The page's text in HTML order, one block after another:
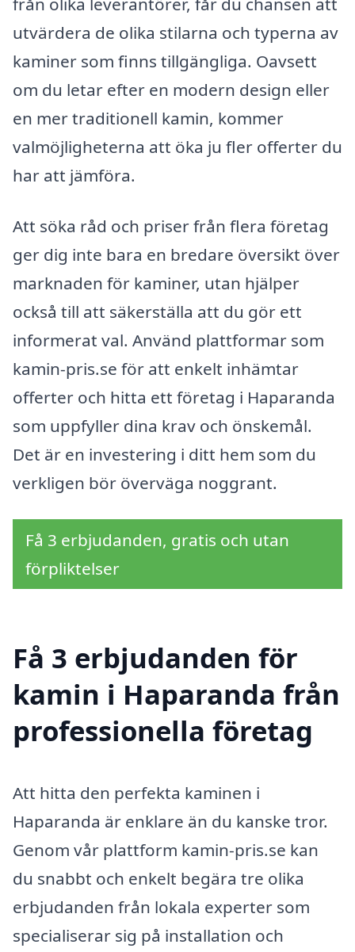
utvärdera de olika stilarna och typerna av
kaminer som finns tillgängliga. Oavsett
om du letar efter en modern design eller
en mer traditionell kamin, kommer
valmöjligheterna att öka ju fler offerter du
har att jämföra.
Att söka råd och priser från flera företag
ger dig inte bara en bredare översikt över
marknaden för kaminer, utan hjälper
också till att säkerställa att du gör ett
informerat val. Använd plattformar som
kamin-pris.se för att enkelt inhämtar
offerter och hitta ett företag i Haparanda
som uppfyller dina krav och önskemål.
Det är en investering i ditt hem som du
verkligen bör överväga noggrant.
Få 3 erbjudanden, gratis och utan
förpliktelser
Få 3 erbjudanden för
kamin i Haparanda från
professionella företag
Att hitta den perfekta kaminen i
Haparanda är enklare än du kanske tror.
Genom vår plattform kamin-pris.se kan
du snabbt och enkelt begära tre olika
erbjudanden från lokala experter som
specialiserar sig på installation och